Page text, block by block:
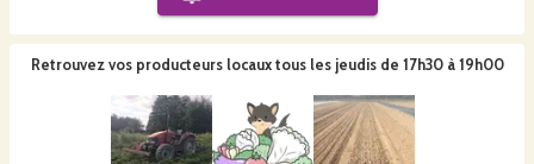
Retrouvez vos producteurs locaux tous les jeudis de 17h30 à 19h00